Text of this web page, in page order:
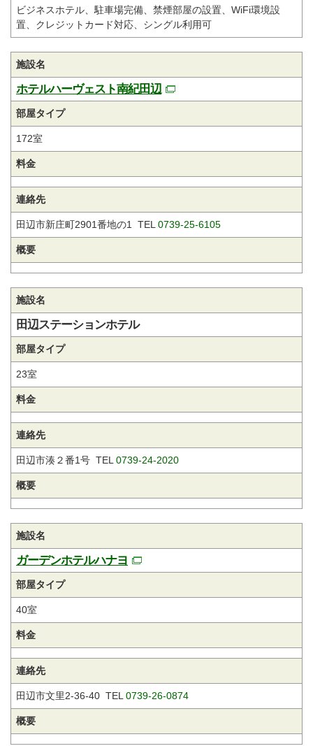
ビジネスホテル、駐車場完備、禁煙部屋の設置、WiFi環境設
置、クレジットカード対応、シングル利用可
施設名
ホテルハーヴェスト南紀田辺
部屋タイプ
172室
料金
連絡先
田辺市新庄町2901番地の1 TEL 0739-25-6105
概要
施設名
田辺ステーションホテル
部屋タイプ
23室
料金
連絡先
田辺市湊２番1号 TEL 0739-24-2020
概要
施設名
ガーデンホテルハナヨ
部屋タイプ
40室
料金
連絡先
田辺市文里2-36-40 TEL 0739-26-0874
概要